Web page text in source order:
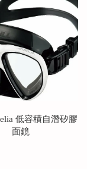
低容積自潛矽膠
面鏡